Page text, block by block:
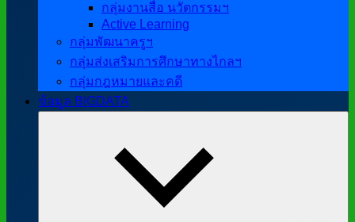
กลุ่มงานสื่อ นวัตกรรมฯ
Active Learning
กลุ่มพัฒนาครูฯ
กลุ่มส่งเสริมการศึกษาทางไกลฯ
กลุ่มกฎหมายและคดี
ข้อมูล BIGDATA